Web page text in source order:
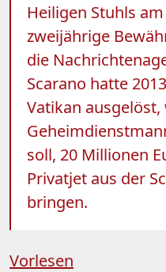
Heiligen Stuhls
zweijährige
die
Scarano hatte
Vatikan ausgelöst,
soll, 20 Millionen
Privatjet aus der
bringen.
Vorlesen